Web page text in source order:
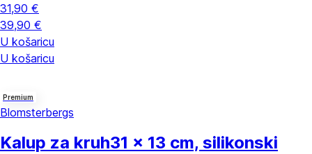
31,90 €
39,90 €
U košaricu
U košaricu
Premium
Blomsterbergs
Kalup za kruh31 x 13 cm, silikonski